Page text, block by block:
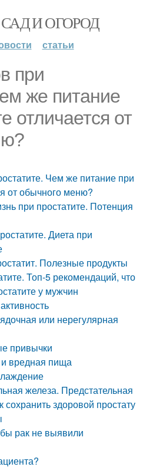
И ОГОРОД
статьи
при
же питание
отличается от
Чем же питание при
от обычного меню?
при простатите. Потенция
Диета при
Полезные продукты
Топ-5 рекомендаций, что
у мужчин
или нерегулярная
привычки
вредная пища
железа. Предстательная
сохранить здоровой простату
рак не выявили